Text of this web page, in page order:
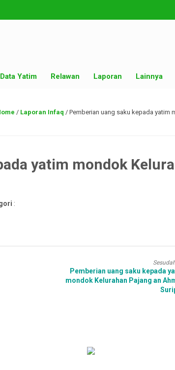
Data Yatim Relawan Laporan Lainnya
/ Laporan Infaq / Pemberian uang saku kepada yatim
yatim mondok
:
Pemberian uang saku kepada
mondok Kelurahan Pajang an